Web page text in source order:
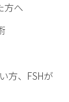
方へ
方、FSHが